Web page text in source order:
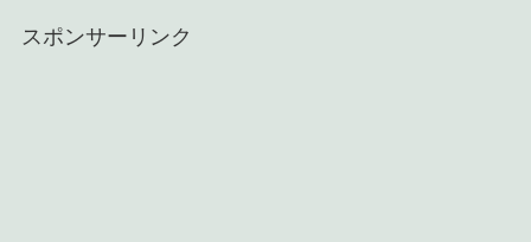
スポンサーリンク